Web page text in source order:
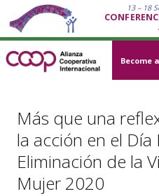
13 – 18
Become
Más que una
la acción en el
Eliminación de la
Mujer 2020